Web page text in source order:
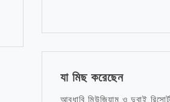
যা মিছ করেছেন
আবুধাবি মিউজিয়াম ও দুবাই